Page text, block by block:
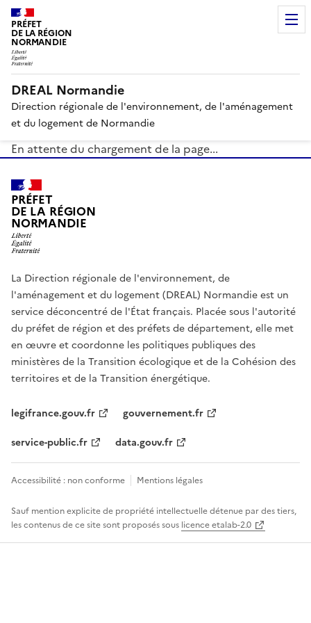
PRÉFET
DE LA RÉGION
NORMANDIE
DREAL Normandie
Direction régionale de l'environnement, de l'aménagement
et du logement de Normandie
En attente du chargement de la page...
PRÉFET
DE LA RÉGION
NORMANDIE
La Direction régionale de l'environnement, de
l'aménagement et du logement (DREAL) Normandie est un
service déconcentré de l'État français. Placée sous l'autorité
du préfet de région et des préfets de département, elle met
en œuvre et coordonne les politiques publiques des
ministères de la Transition écologique et de la Cohésion des
territoires et de la Transition énergétique.
legifrance.gouv.fr
gouvernement.fr
service-public.fr
data.gouv.fr
Accessibilité : non conforme Mentions légales
Sauf mention explicite de propriété intellectuelle détenue par des tiers,
les contenus de ce site sont proposés sous licence etalab-2.0